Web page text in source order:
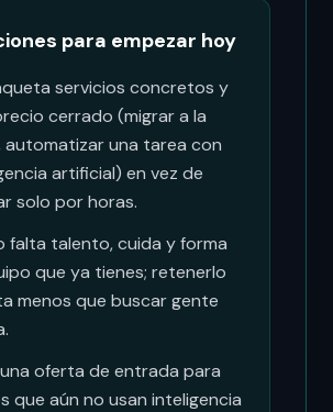
para empezar hoy
servicios concretos y
cerrado (migrar a la
automatizar una tarea con
artificial) en vez de
solo por horas.
falta talento, cuida y forma
que ya tienes; retenerlo
menos que buscar gente
oferta de entrada para
que aún no usan inteligencia